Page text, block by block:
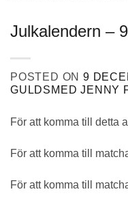
Julkalendern – 9
POSTED ON9
GULDSMED JENNY
För att komma till detta
För att komma till
För att komma till